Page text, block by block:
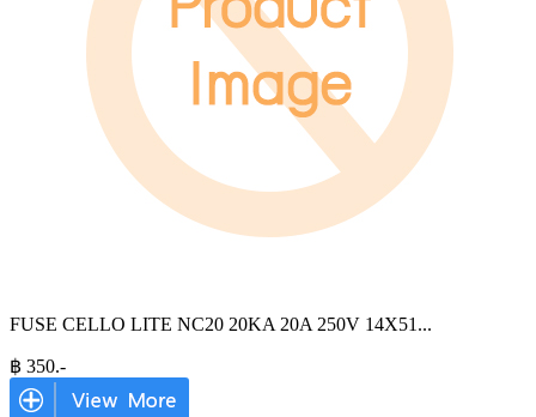
FUSE CELLO LITE NC20 20KA 20A 250V 14X51 ...
฿ 350.-